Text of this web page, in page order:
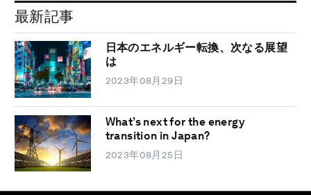
最新記事
日本のエネルギー転換、次なる展望
は
2023年08月29日
What’s next for the energy
transition in Japan?
2023年08月25日